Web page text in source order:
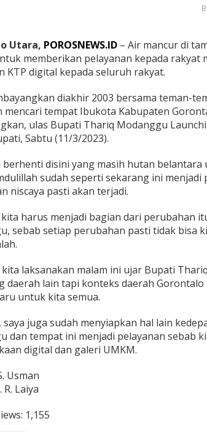
r
a
n
P
u
s
a
t
b
u
k
o
a
Utara, POROSNEWS.ID– Air mancur di
memberikan pelayanan kepada rakyat
KTP digital kepada seluruh rakyat.
diakhir 2003 bersama teman-
mencari tempat Ibukota Kabupaten
ulas Bupati Thariq Modanggu
Sabtu (11/3/2023).
berhenti disini yang masih hutan
sudah seperti sekarang ini
niscaya pasti akan terjadi.
harus menjadi bagian dari perubahan
sebab setiap perubahan pasti tidak bisa
kita laksanakan malam ini ujar Bupati
daerah lain tapi konteks daerah
untuk kita semua.
saya juga sudah menyiapkan hal lain
dan tempat ini menjadi pelayanan sebab
digital dan galeri UMKM.
Usman
R. Laiya
1,155